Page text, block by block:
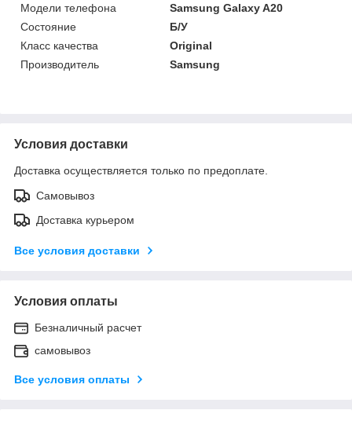
Модели телефона
Samsung Galaxy A20
Состояние
Б/У
Класс качества
Original
Производитель
Samsung
Условия доставки
Доставка осуществляется только по предоплате.
Самовывоз
Доставка курьером
Все условия доставки
Условия оплаты
Безналичный расчет
самовывоз
Все условия оплаты